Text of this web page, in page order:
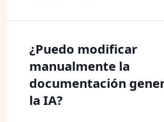
¿Puedo modificar
manualmente la
documentación
la IA?